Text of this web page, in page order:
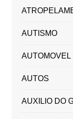
AUTISMO
AUTOMOVEL
AUTOS
AUXILIO DO